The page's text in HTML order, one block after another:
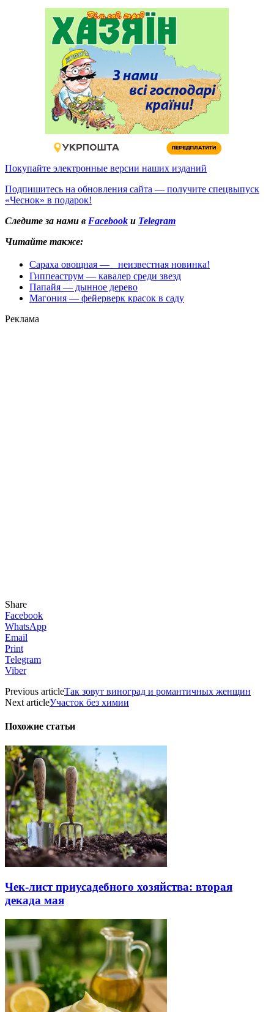
Покупайте электронные версии наших изданий
Подпишитесь на обновления сайта — получите спецвыпуск
«Чеснок» в подарок!
Следите за нами в Facebook и Telegram
Читайте также:
Сараха овощная — неизвестная новинка!
Гиппеаструм — кавалер среди звезд
Папайя — дынное дерево
Магония — фейерверк красок в саду
Реклама
Share
Facebook
WhatsApp
Email
Print
Telegram
Viber
Previous articleТак зовут виноград и романтичных женщин
Next articleУчасток без химии
Похожие статьи
Чек-лист приусадебного хозяйства: вторая
декада мая